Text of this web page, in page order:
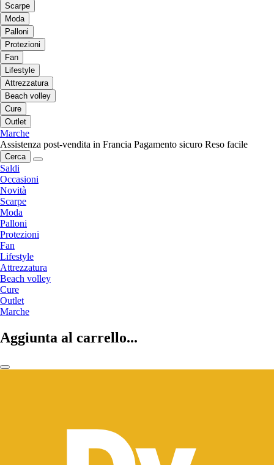
Scarpe
Moda
Palloni
Protezioni
Fan
Lifestyle
Attrezzatura
Beach volley
Cure
Outlet
Marche
Assistenza post-vendita in Francia Pagamento sicuro Reso facile
Cerca
Saldi
Occasioni
Novità
Scarpe
Moda
Palloni
Protezioni
Fan
Lifestyle
Attrezzatura
Beach volley
Cure
Outlet
Marche
Aggiunta al carrello...